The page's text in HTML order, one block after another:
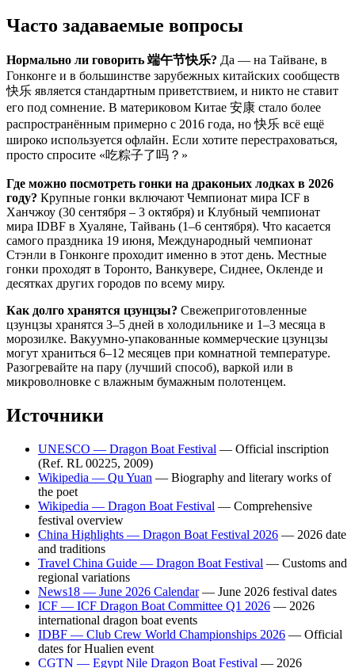
Часто задаваемые вопросы
Нормально ли говорить 端午节快乐? Да — на Тайване, в
Гонконге и в большинстве зарубежных китайских сообществ
快乐 является стандартным приветствием, и никто не ставит
его под сомнение. В материковом Китае 安康 стало более
распространённым примерно с 2016 года, но 快乐 всё ещё
широко используется офлайн. Если хотите перестраховаться,
просто спросите «吃粽子了吗？»
Где можно посмотреть гонки на драконьих лодках в 2026
году? Крупные гонки включают Чемпионат мира ICF в
Ханчжоу (30 сентября – 3 октября) и Клубный чемпионат
мира IDBF в Хуаляне, Тайвань (1–6 сентября). Что касается
самого праздника 19 июня, Международный чемпионат
Стэнли в Гонконге проходит именно в этот день. Местные
гонки проходят в Торонто, Ванкувере, Сиднее, Окленде и
десятках других городов по всему миру.
Как долго хранятся цзунцзы? Свежеприготовленные
цзунцзы хранятся 3–5 дней в холодильнике и 1–3 месяца в
морозилке. Вакуумно-упакованные коммерческие цзунцзы
могут храниться 6–12 месяцев при комнатной температуре.
Разогревайте на пару (лучший способ), варкой или в
микроволновке с влажным бумажным полотенцем.
Источники
UNESCO — Dragon Boat Festival — Official inscription
(Ref. RL 00225, 2009)
Wikipedia — Qu Yuan — Biography and literary works of
the poet
Wikipedia — Dragon Boat Festival — Comprehensive
festival overview
China Highlights — Dragon Boat Festival 2026 — 2026 date
and traditions
Travel China Guide — Dragon Boat Festival — Customs and
regional variations
News18 — June 2026 Calendar— June 2026 festival dates
ICF — ICF Dragon Boat Committee Q1 2026 — 2026
international dragon boat events
IDBF — Club Crew World Championships 2026 — Official
dates for Hualien event
CGTN — Egypt Nile Dragon Boat Festival — 2026